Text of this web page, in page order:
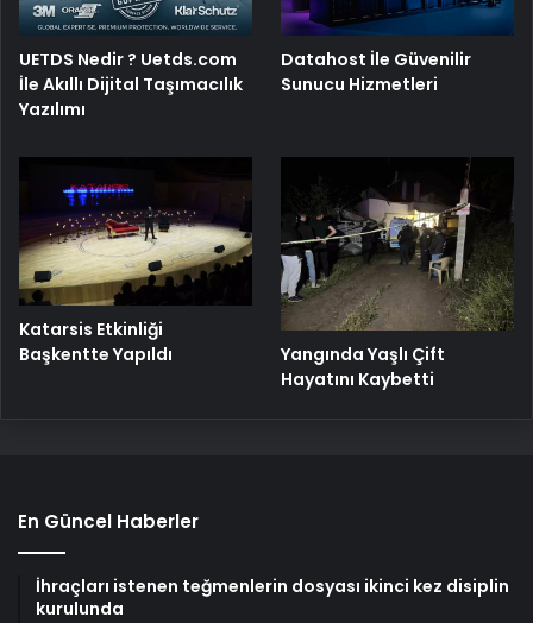
UETDS Nedir ? Uetds.com
İle Akıllı Dijital Taşımacılık
Yazılımı
Datahost İle Güvenilir
Sunucu Hizmetleri
Katarsis Etkinliği
Başkentte Yapıldı
Yangında Yaşlı Çift
Hayatını Kaybetti
En Güncel Haberler
İhraçları istenen teğmenlerin dosyası ikinci kez disiplin
kurulunda